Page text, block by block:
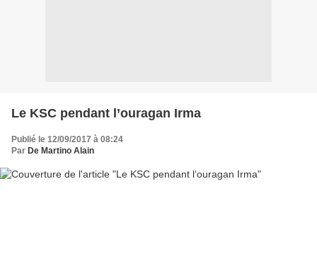
Le KSC pendant l’ouragan Irma
Publié le 12/09/2017 à 08:24
Par De Martino Alain